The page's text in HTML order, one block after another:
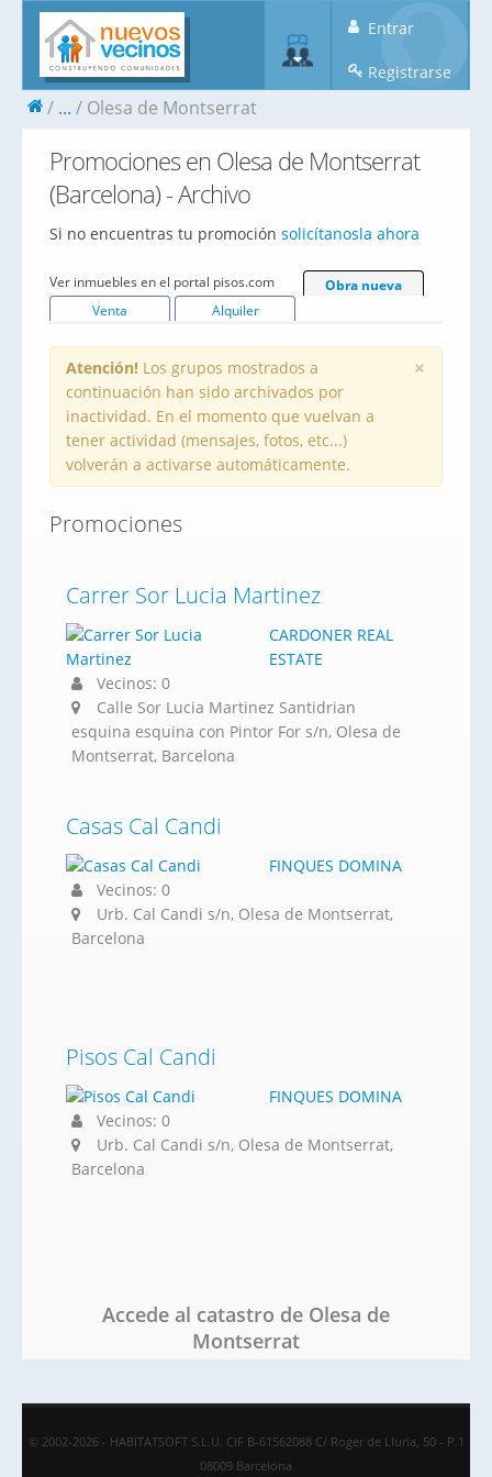
Entrar
Registrarse
... Olesa de Montserrat
Promociones en Olesa de Montserrat
(Barcelona) - Archivo
Si no encuentras tu promoción solicítanosla ahora
Ver inmuebles en el portal pisos.com
Obra nueva
Venta
Alquiler
×
Atención! Los grupos mostrados a
continuación han sido archivados por
inactividad. En el momento que vuelvan a
tener actividad (mensajes, fotos, etc...)
volverán a activarse automáticamente.
Promociones
Carrer Sor Lucia Martinez
CARDONER REAL
ESTATE
Vecinos: 0
Calle Sor Lucia Martinez Santidrian
esquina esquina con Pintor For s/n, Olesa de
Montserrat, Barcelona
Casas Cal Candi
FINQUES DOMINA
Vecinos: 0
Urb. Cal Candi s/n, Olesa de Montserrat,
Barcelona
Pisos Cal Candi
FINQUES DOMINA
Vecinos: 0
Urb. Cal Candi s/n, Olesa de Montserrat,
Barcelona
Accede al catastro de Olesa de
Montserrat
© 2002-2026 - HABITATSOFT S.L.U. CIF B-61562088 C/ Roger de Lluria, 50 - P.1
08009 Barcelona